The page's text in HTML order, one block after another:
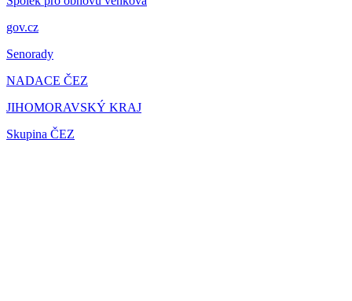
gov.cz
Senorady
NADACE ČEZ
JIHOMORAVSKÝ KRAJ
Skupina ČEZ